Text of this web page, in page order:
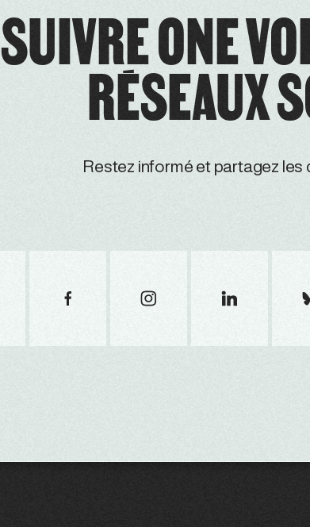
SUIVRE ONE
RÉSEAUX
Restez informé et partagez les